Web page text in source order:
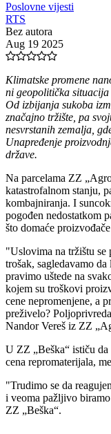
Poslovne vijesti
RTS
Bez autora
Aug 19 2025
Klimatske promene
ni geopolitička situacija
Od izbijanja sukoba
značajno tržište, pa
nesvrstanih zemalja,
Unapređenje
države.
Na parcelama ZZ
katastrofalnom stanju,
kombajniranja. I
pogođen nedostatkom
što domaće
"Uslovima na tržištu se
trošak, sagledavamo
pravimo uštede na
kojem su troškovi
cene nepromenjene, a
preživelo?
Nandor Vereš iz ZZ
U ZZ „Beška“ ističu
cena repromaterijala,
"Trudimo se da
i veoma pažljivo
ZZ „Beška“.